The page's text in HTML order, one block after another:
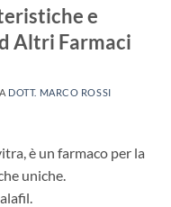
e
Altri Farmaci
DOTT. MARCO ROSSI
è un farmaco per la
uniche.